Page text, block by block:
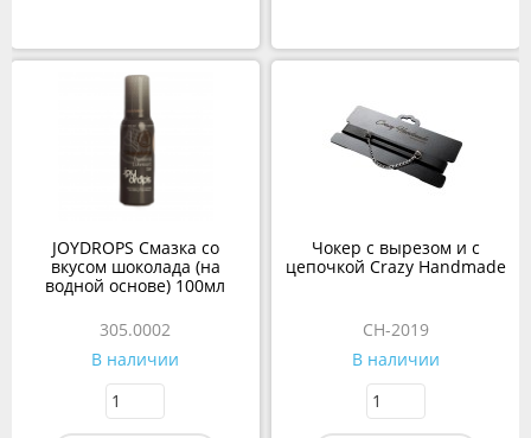
JOYDROPS Смазка со
вкусом шоколада (на
водной основе) 100мл
305.0002
В наличии
Чокер с вырезом и с
цепочкой Crazy Handmade
CH-2019
В наличии